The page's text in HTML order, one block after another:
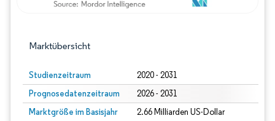
Marktübersicht
Studienzeitraum 2020 - 2031
Prognosedatenzeitraum 2026 - 2031
Marktgröße im Basisjahr
2.66 Milliarden US-Dollar